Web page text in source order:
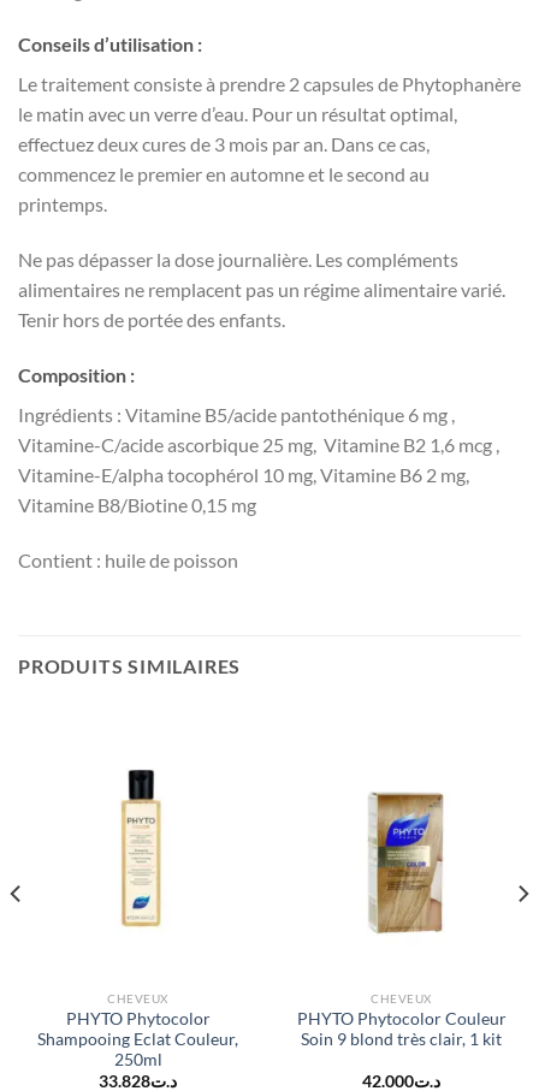
Conseils d’utilisation :
Le traitement consiste à prendre 2 capsules de Phytophanère
le matin avec un verre d’eau. Pour un résultat optimal,
effectuez deux cures de 3 mois par an. Dans ce cas,
commencez le premier en automne et le second au
printemps.
Ne pas dépasser la dose journalière. Les compléments
alimentaires ne remplacent pas un régime alimentaire varié.
Tenir hors de portée des enfants.
Composition :
Ingrédients : Vitamine B5/acide pantothénique 6 mg ,
Vitamine-C/acide ascorbique 25 mg, Vitamine B2 1,6 mcg ,
Vitamine-E/alpha tocophérol 10 mg, Vitamine B6 2 mg,
Vitamine B8/Biotine 0,15 mg
Contient : huile de poisson
PRODUITS SIMILAIRES
CHEVEUX
PHYTO Phytocolor
Shampooing Eclat Couleur,
250ml
د.ت33.828
CHEVEUX
PHYTO Phytocolor Couleur
Soin 9 blond très clair, 1 kit
د.ت42.000